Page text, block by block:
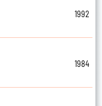
1992
1984